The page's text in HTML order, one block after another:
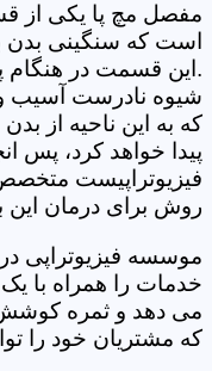
مفصل مچ پا یکی از
است که سنگینی بدن
.این قسمت در هنگام
شیوه نادرست آسیب
که به این ناحیه از
پیدا خواهد کرد، پس
فیزیوتراپیست
روش برای درمان این
موسسه فیزیوتراپی
خدمات را همراه با
می دهد و ثمره کوشش
که مشتریان خود را